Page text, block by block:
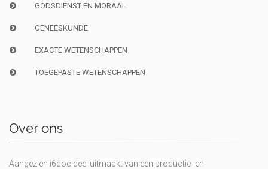
GODSDIENST EN MORAAL
GENEESKUNDE
EXACTE WETENSCHAPPEN
TOEGEPASTE WETENSCHAPPEN
Over ons
Aangezien i6doc deel uitmaakt van een productie- en